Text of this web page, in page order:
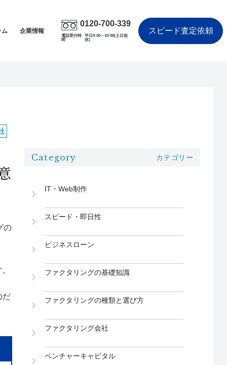
ム 企業情報
0120-700-339
電話受付時
間
平日9:00～19:00(土日祝
休)
スピード査定依頼
の
だ
Category カテゴリー
IT・Web制作
スピード・即日性
ビジネスローン
ファクタリングの基礎知識
ファクタリングの種類と選び方
ファクタリング会社
ベンチャーキャピタル